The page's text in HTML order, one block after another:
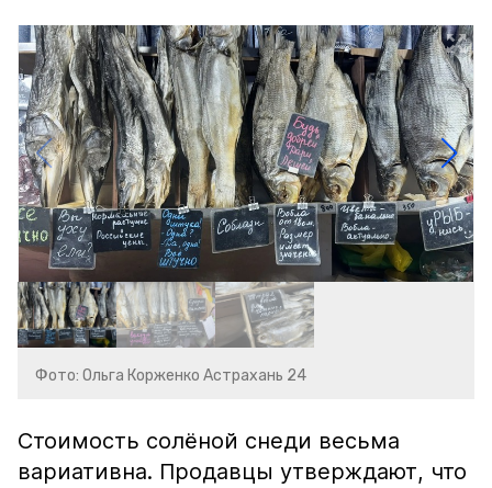
Фото: Ольга Корженко Астрахань 24
Стоимость солёной снеди весьма
вариативна. Продавцы утверждают, что